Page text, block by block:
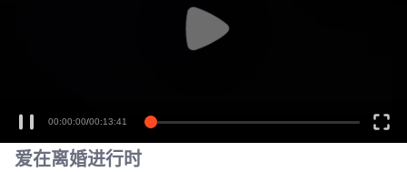
00:00:00/00:13:41
爱在离婚进行时